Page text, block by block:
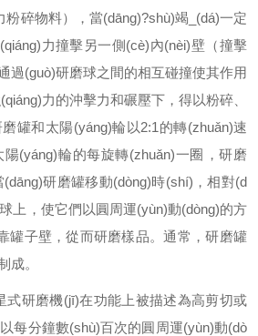
粉碎物料），當(dāng)?shù)竭_(dá)一定
(qiáng)力撞擊另一側(cè)內(nèi)壁（撞擊
通過(guò)研磨球之間的相互碰撞使其作用
力的沖擊力和碾壓下，得以粉碎、
研磨罐和太陽(yáng)輪以2:1的轉(zhuǎn)速
(yáng)輪的每旋轉(zhuǎn)一圈，研磨
當(dāng)研磨罐移動(dòng)時(shí)，相對(d
，使它們以圓周運(yùn)動(dòng)的方
子壁，從而研磨樣品。通常，研磨罐
。
式研磨機(jī)在功能上被描述為高剪切或
每分鐘數(shù)百次的圓周運(yùn)動(dò